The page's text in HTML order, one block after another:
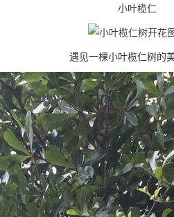
小叶榄仁
遇见一棵小叶榄仁树的